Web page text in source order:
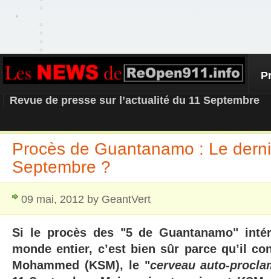
REOPEN911 – NEWS
Revue de presse sur l’actualité du 11 Septembre
Procès de Guantanamo : Le
Septembre ?
09 mai, 2012 by GeantVert
Si le procès des "5 de Guantanamo"
monde entier, c’est bien sûr parce qu’il
Mohammed (KSM), le "cerveau auto-